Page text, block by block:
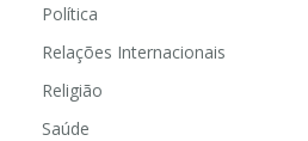
Política
Relações Internacionais
Religião
Saúde